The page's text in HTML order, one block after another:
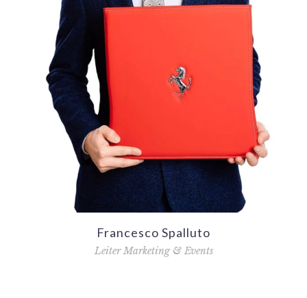
Francesco Spalluto
Leiter Marketing & Events